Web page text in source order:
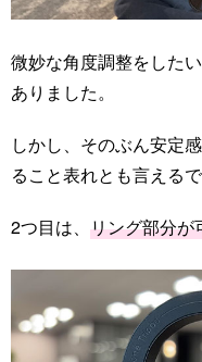
微妙な角度調整をした
ありました。
しかし、そのぶん安定
ること表れとも言えるで
2つ目は、 リング部分が